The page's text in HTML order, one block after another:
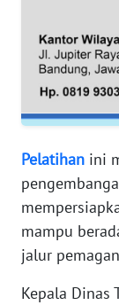
Pelatihan ini
mampu
jalur
Kepala Dinas
BARAT
WN
RIAU
SERAMBI
WN
JAMBI
SULTRA